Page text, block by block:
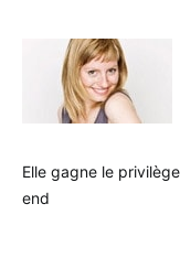
Elle gagne le
end